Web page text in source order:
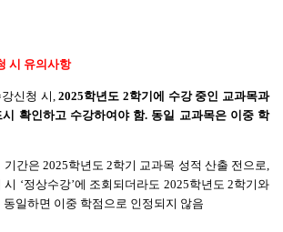
시 유의사항
신청 시 ,2025학년도2학기에 수강 중인 교과목과
확인하고 수강하여야 함. 동일 교과목은 이중 학
기간은 2025학년도2학기 교과목 성적 산출 전으로
시 ‘정상수강’에 조회되더라도 2025학년도2학기와
일하면 이중 학점으로 인정되지 않음